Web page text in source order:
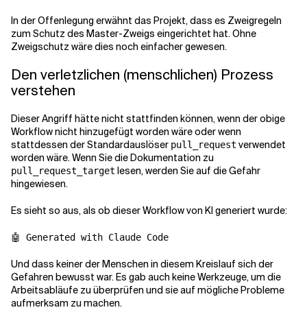
In der Offenlegung erwähnt das Projekt, dass es Zweigregeln
zum Schutz des Master-Zweigs eingerichtet hat. Ohne
Zweigschutz wäre dies noch einfacher gewesen.
Den verletzlichen (menschlichen) Prozess
verstehen
Dieser Angriff hätte nicht stattfinden können, wenn der obige
Workflow nicht hinzugefügt worden wäre oder wenn
stattdessen der Standardauslöser pull_request verwendet
worden wäre. Wenn Sie die Dokumentation zu
pull_request_target lesen, werden Sie auf die Gefahr
hingewiesen.
Es sieht so aus, als ob dieser Workflow von KI generiert wurde:
🤖 Generated with Claude Code
Und dass keiner der Menschen in diesem Kreislauf sich der
Gefahren bewusst war. Es gab auch keine Werkzeuge, um die
Arbeitsabläufe zu überprüfen und sie auf mögliche Probleme
aufmerksam zu machen.